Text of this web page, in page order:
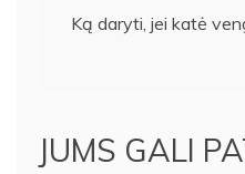
įrašų
Ką daryti, jei katė
JUMS GALI